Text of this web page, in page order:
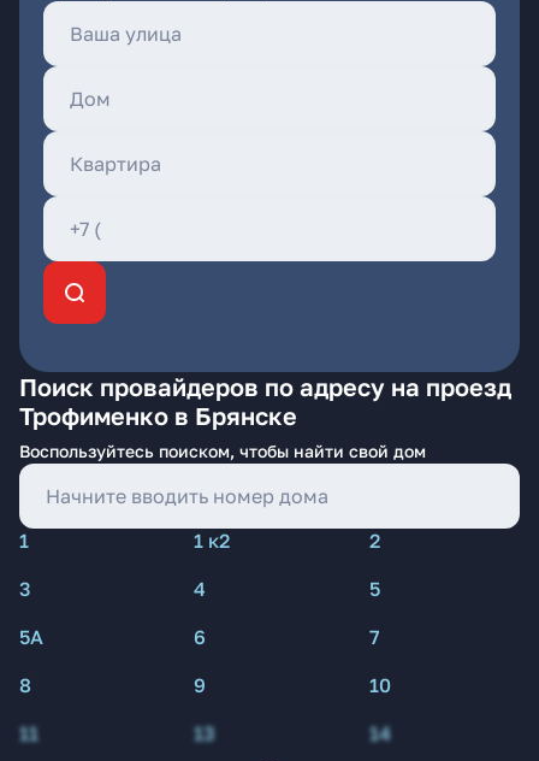
Поиск провайдеров по адресу на проезд
Трофименко в Брянске
Воспользуйтесь поиском, чтобы найти свой дом
1 1 к2
2
3
4
5
5А
6
7
8
9
10
11
13 14